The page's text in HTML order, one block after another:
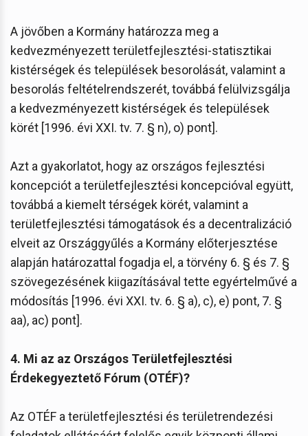
A jövőben a Kormány határozza meg a
kedvezményezett területfejlesztési-statisztikai
kistérségek és települések besorolását, valamint a
besorolás feltételrendszerét, továbbá felülvizsgálja
a kedvezményezett kistérségek és települések
körét [1996. évi XXI. tv. 7. § n), o) pont].
Azt a gyakorlatot, hogy az országos fejlesztési
koncepciót a területfejlesztési koncepcióval együtt,
továbbá a kiemelt térségek körét, valamint a
területfejlesztési támogatások és a decentralizáció
elveit az Országgyűlés a Kormány előterjesztése
alapján határozattal fogadja el, a törvény 6. § és 7. §
szövegezésének kiigazításával tette egyértelművé a
módosítás [1996. évi XXI. tv. 6. § a), c), e) pont, 7. §
aa), ac) pont].
4. Mi az az Országos Területfejlesztési
Érdekegyeztető Fórum (OTÉF)?
Az OTÉF a területfejlesztési és területrendezési